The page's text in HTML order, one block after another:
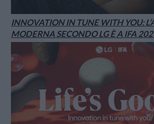
INNOVATION IN TUNE WITH YOU:
MODERNA SECONDO LG È A IFA